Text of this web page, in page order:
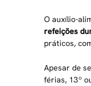
O auxílio-
refeições
práticos,
Apesar de
férias, 13º